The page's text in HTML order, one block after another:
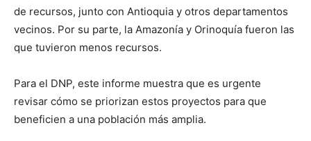
de recursos, junto con Antioquia y otros departamentos
vecinos. Por su parte, la Amazonía y Orinoquía fueron las
que tuvieron menos recursos.
Para el DNP, este informe muestra que es urgente
revisar cómo se priorizan estos proyectos para que
beneficien a una población más amplia.